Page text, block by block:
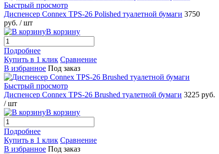
Быстрый просмотр
Диспенсер Connex TPS-26 Polished туалетной бумаги 3750
руб. / шт
В корзину
Подробнее
Купить в 1 клик Сравнение
В избранное Под заказ
Быстрый просмотр
Диспенсер Connex TPS-26 Brushed туалетной бумаги 3225 руб.
/ шт
В корзину
Подробнее
Купить в 1 клик Сравнение
В избранное Под заказ